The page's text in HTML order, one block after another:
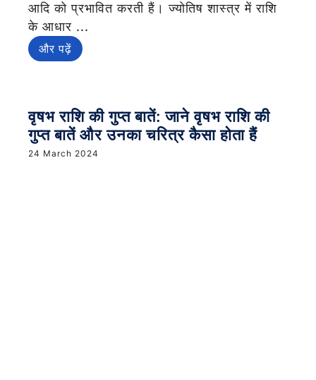
आदि को प्रभावित करती हैं। ज्योतिष शास्त्र में राशि
के आधार ...
और पढ़ें
वृषभ राशि की गुप्त बातें: जाने वृषभ राशि की
गुप्त बातें और उनका चरित्र कैसा होता हैं
24 March 2024